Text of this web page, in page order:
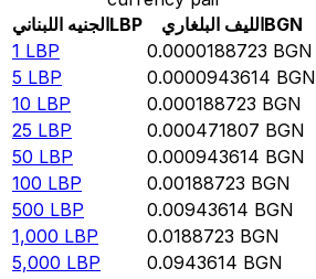
الجنيه اللبنانيLBP الليف البلغاريBGN
1 LBP 0.0000188723 BGN
5 LBP 0.0000943614 BGN
10 LBP 0.000188723 BGN
25 LBP 0.000471807 BGN
50 LBP 0.000943614 BGN
100 LBP 0.00188723 BGN
500 LBP 0.00943614 BGN
1,000 LBP 0.0188723 BGN
5,000 LBP 0.0943614 BGN